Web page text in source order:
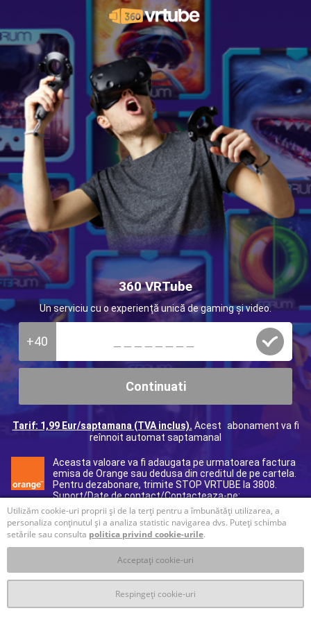
Utilizăm cookie-uri proprii și de la terți pentru a îmbunătăți utilizarea, a
personaliza conținutul și a analiza statistic navigarea dvs. Puteți schimba
setările sau consulta politica privind cookie-urile.
Acceptați cookie-uri
Respingeți cookie-uri
360 VRTube
Un serviciu cu o experiență unică de gaming și video.
+40
Continuati
Tarif: 1,99 Eur/saptamana (TVA inclus). Acest abonament va fi
reînnoit automat saptamanal
Aceasta valoare va fi adaugata pe urmatoarea factura
emisa de Orange sau dedusa din creditul de pe cartela.
Pentru dezabonare, trimite STOP VRTUBE la 3808.
Suport/Date de contact/Contacteaza-ne:
40312295017 (tarif normal), e-mail: ro@helpdcb.com
T&C Prelucrare datelor personale